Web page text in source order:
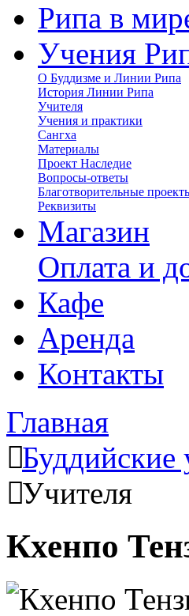
Рипа в
Учения
О Буддизме и Линии Рипа
История Линии Рипа
Учителя
Учения и практики
Сангха
Материалы
Проект Наследие
Вопросы-ответы
Благотворительные
Реквизиты
Магазин
Оплата и
Кафе
Аренда
Контакты
Главная
Буддийские
Учителя
Кхенпо